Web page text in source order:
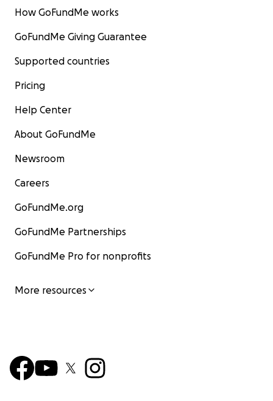
How GoFundMe works
GoFundMe Giving Guarantee
Supported countries
Pricing
Help Center
About GoFundMe
Newsroom
Careers
GoFundMe.org
GoFundMe Partnerships
GoFundMe Pro for nonprofits
More resources